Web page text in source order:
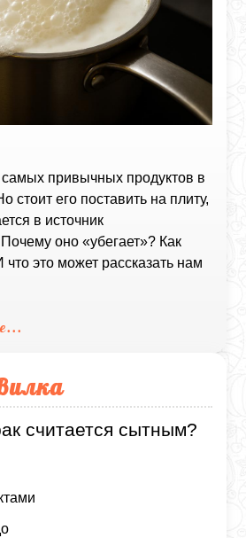
самых привычных продуктов в
стоит его поставить на плиту,
в источник
оно «убегает»? Как
что это может рассказать нам
считается сытным?